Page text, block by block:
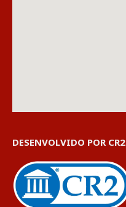
DESENVOLVIDO POR CR2